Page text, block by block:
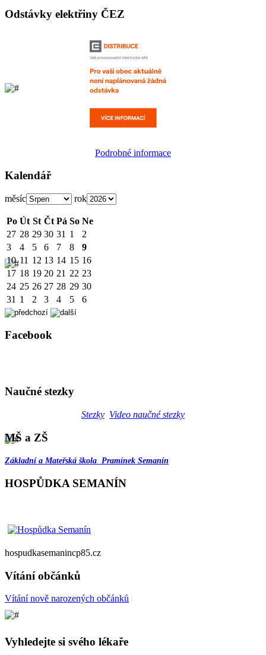
Odstávky elektřiny ČEZ
Podrobné informace
Kalendář
měsíc rok
Po Út St Čt Pá So Ne
27 28 29 30 31 1
2
3
4 5 6 7 8
9
10 11 12 13 14 15 16
17 18 19 20 21 22 23
24 25 26 27 28 29 30
31 1 2 3 4 5 6
Facebook
Naučné stezky
Stezky Video naučné stezky
MŠ a ZŠ
Základní a Mateřská škola Pramínek Semanín
HOSPŮDKA SEMANÍN
hospudkasemanincp85.cz
Vítání občánků
Vítání nově narozených občánků
Vyhledejte si svého lékaře